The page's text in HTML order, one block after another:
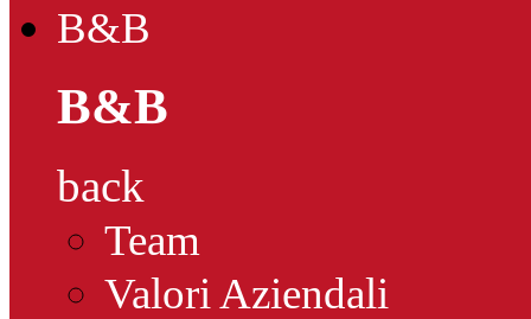
B&B
B&B
back
Team
Valori Aziendali